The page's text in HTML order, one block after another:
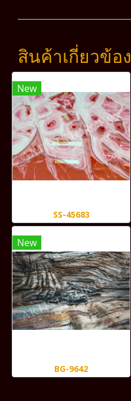
สินค้าเกี่ยวข้อง
New
SS-45683
New
BG-9642